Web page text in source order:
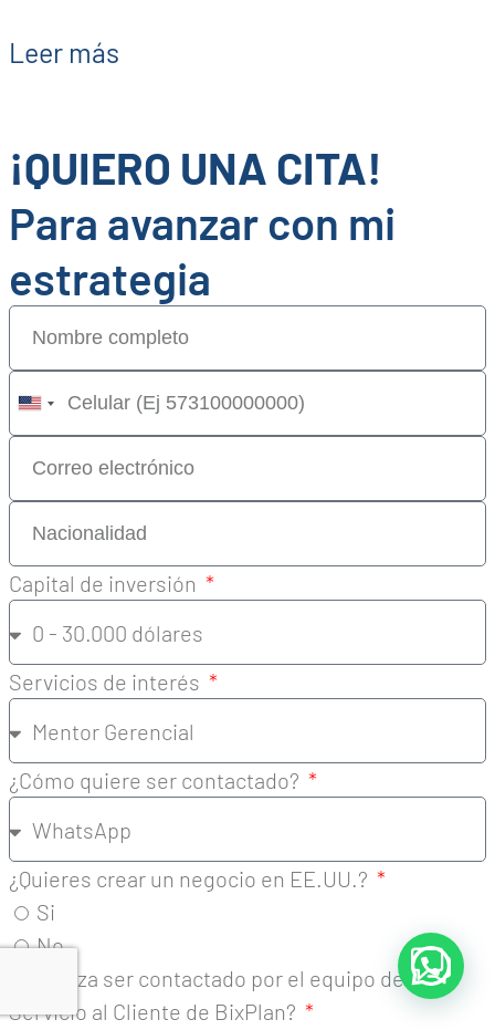
Leer más
¡QUIERO UNA CITA!
Para avanzar con mi
estrategia
United
States
+1
Capital de inversión
Servicios de interés
¿Cómo quiere ser contactado?
¿Quieres crear un negocio en EE.UU.?
Si
No
¿Autoriza ser contactado por el equipo de
Servicio al Cliente de BixPlan?